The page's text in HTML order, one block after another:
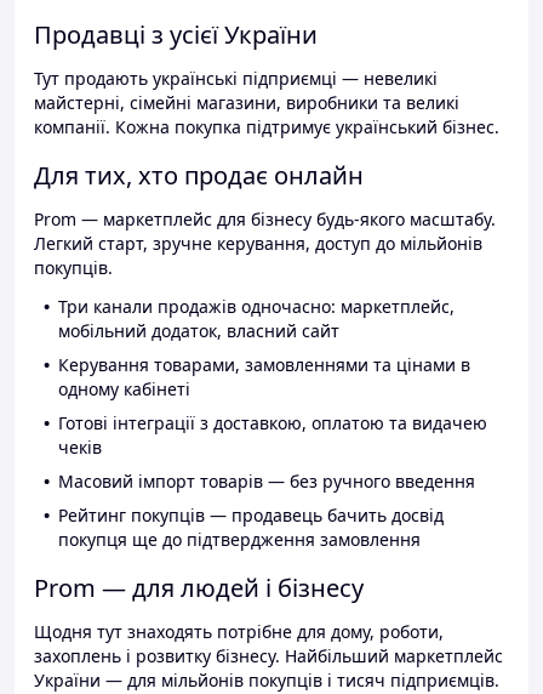
Продавці з усієї України
Тут продають українські підприємці — невеликі
майстерні, сімейні магазини, виробники та великі
компанії. Кожна покупка підтримує український бізнес.
Для тих, хто продає онлайн
Prom — маркетплейс для бізнесу будь-якого масштабу.
Легкий старт, зручне керування, доступ до мільйонів
покупців.
Три канали продажів одночасно: маркетплейс,
мобільний додаток, власний сайт
Керування товарами, замовленнями та цінами в
одному кабінеті
Готові інтеграції з доставкою, оплатою та видачею
чеків
Масовий імпорт товарів — без ручного введення
Рейтинг покупців — продавець бачить досвід
покупця ще до підтвердження замовлення
Prom — для людей і бізнесу
Щодня тут знаходять потрібне для дому, роботи,
захоплень і розвитку бізнесу. Найбільший маркетплейс
України — для мільйонів покупців і тисяч підприємців.